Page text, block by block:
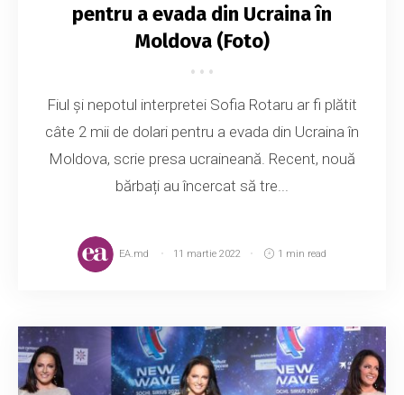
pentru a evada din Ucraina în
Moldova (Foto)
Fiul și nepotul interpretei Sofia Rotaru ar fi plătit
câte 2 mii de dolari pentru a evada din Ucraina în
Moldova, scrie presa ucraineană. Recent, nouă
bărbați au încercat să tre...
EA.md 11 martie 2022 1 min read